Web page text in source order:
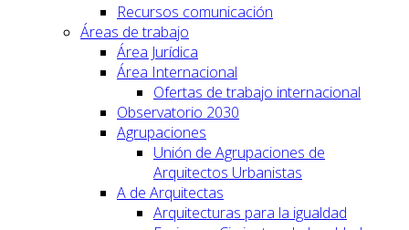
Recursos comunicación
Áreas de trabajo
Área Jurídica
Área Internacional
Ofertas de trabajo internacional
Observatorio 2030
Agrupaciones
Unión de Agrupaciones de
Arquitectos Urbanistas
A de Arquitectas
Arquitecturas para la igualdad